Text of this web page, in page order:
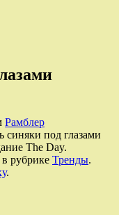
Рамблер
синяки под глазами
The Day.
в рубрике Тренды.
.